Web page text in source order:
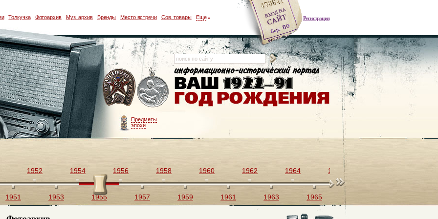
Регистрация
Толкучка Фотоархив Муз. архив Бренды Место встречи Сов. товары Еще
Предметы
эпохи
1951
1952
1953
1954
1955
1956
1957
1958
1959
1960
1961
1962
1963
1964
1965
1966